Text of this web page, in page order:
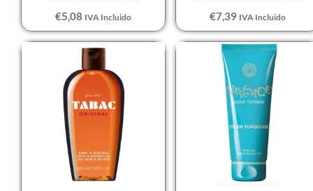
€5,08 IVA Incluido €7,39 IVA Incluido